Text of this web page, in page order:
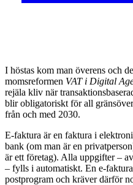
I höstas kom man överens och
momsreformen VAT i Digital
rejäla kliv när
blir obligatoriskt för all
från och med 2030.
E-faktura är en faktura i
bank (om man är en
är ett företag). Alla uppgifter –
– fylls i automatiskt. En e-
postprogram och kräver därför